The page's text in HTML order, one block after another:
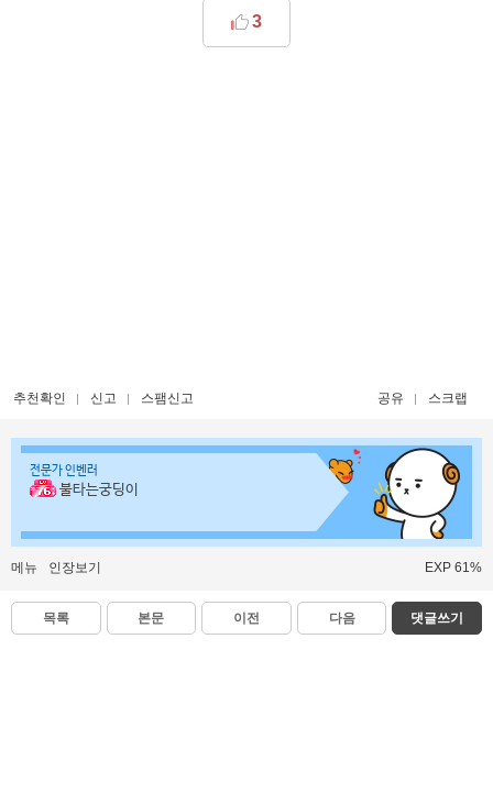
3
추천확인 신고 스팸신고 공유 스크랩
전문가 인벤러
불타는궁딩이
메뉴 인장보기 EXP 61%
목록 본문 이전 다음 댓글쓰기